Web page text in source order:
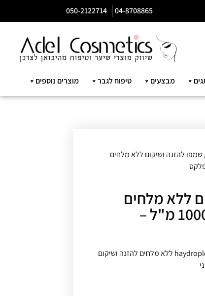
04-8708865
050-2122714
מבצעים טיפוח לגבר מוצרים נוספים
שמפו להזנה ושיקום ללא מלחים
ללא מלחים
לשיער יבש ופגום 1000 מ"ל –
שמפו הסדרה אדומה היידרופלקס haydroplex ללא מלחים להזנה ושיקום